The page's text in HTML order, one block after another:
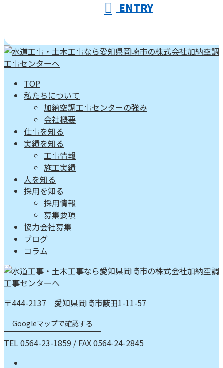
ENTRY
TOP
私たちについて
加納空調工事センターの強み
会社概要
仕事を知る
実績を知る
工事情報
施工実績
人を知る
採用を知る
採用情報
募集要項
協力会社募集
ブログ
コラム
〒444-2137 愛知県岡崎市薮田1-11-57
Googleマップで確認する
TEL 0564-23-1859 / FAX 0564-24-2845